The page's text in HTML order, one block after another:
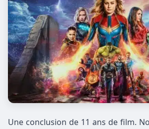
Une conclusion de 11 ans de film.